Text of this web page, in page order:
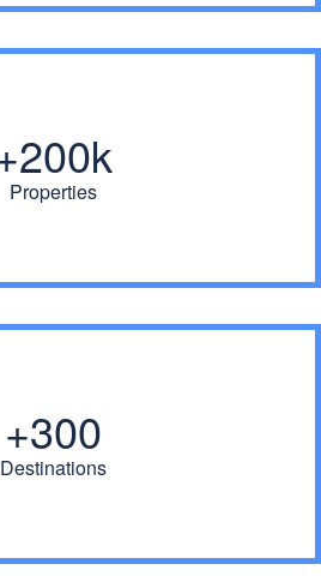
200k+
Properties
300+
Destinations